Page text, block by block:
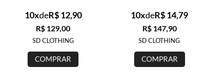
R$ 129,00
10xdeR$ 12,90
SD CLOTHING
COMPRAR
R$ 147,90
10xdeR$ 14,79
SD CLOTHING
COMPRAR